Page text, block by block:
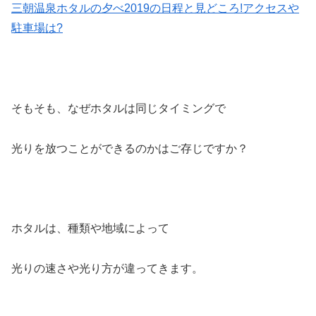
三朝温泉ホタルの夕べ2019の日程と見どころ!アクセスや
駐車場は?
そもそも、なぜホタルは同じタイミングで
光りを放つことができるのかはご存じですか？
ホタルは、種類や地域によって
光りの速さや光り方が違ってきます。